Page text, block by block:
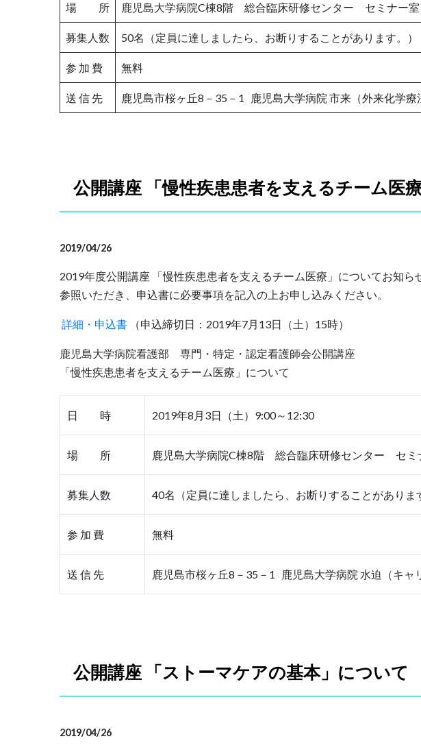
場 所 鹿児島大学病院C棟8階 総合臨床研修センター セミナー室
募集人数 50名（定員に達しましたら、お断りすることがあります。）
参 加 費 無料
送 信 先 鹿児島市桜ヶ丘8－35－1 鹿児島大学病院 市来（外来化学療
公開講座 「慢性疾患患者を支えるチーム医
2019/04/26
2019年度公開講座 「慢性疾患患者を支えるチーム医療」についてお知
参照いただき、申込書に必要事項を記入の上お申し込みください。
詳細・申込書 （申込締切日：2019年7月13日（土）15時）
鹿児島大学病院看護部 専門・特定・認定看護師会公開講座
「慢性疾患患者を支えるチーム医療」について
日 時 2019年8月3日（土）9:00～12:30
場 所 鹿児島大学病院C棟8階 総合臨床研修センター セミ
募集人数 40名（定員に達しましたら、お断りすることがありま
参 加 費 無料
送 信 先 鹿児島市桜ヶ丘8－35－1 鹿児島大学病院 水迫（キャ
公開講座 「ストーマケアの基本」について
2019/04/26